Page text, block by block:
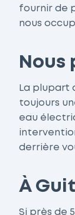
fournir de
nous
La plupart
toujours
eau
derrière
À
Si près de